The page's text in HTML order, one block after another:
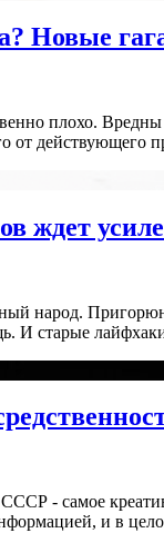
Новые
плохо.
от
ждет
народ.
старые лайфхаки
- самое
и в